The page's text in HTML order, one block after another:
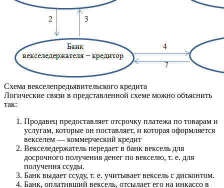
Схема векселепредьявительского кредита
Логические связи в представленной схеме можно объяснить
так:
Продавец предоставляет отсрочку платежа по товарам и
услугам, которые он поставляет, и которая оформляется
векселем — коммерческий кредит
Векселедержатель передает в банк вексель для
досрочного получения денег по векселю, т. е. для
получения ссуды.
Банк выдает ссуду, т. е. учитывает вексель с дисконтом.
Банк, оплативший вексель, отсылает его на инкассо в